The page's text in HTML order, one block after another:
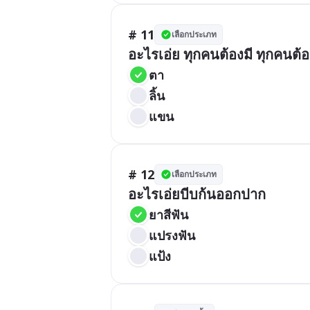
# 11 เลือกประเภท
อะไรเอ่ย ทุกคนต้องมี ทุกคนต้
ตา
ลิ้น
แขน
# 12 เลือกประเภท
อะไรเอ่ยบีบก้นออกปาก
ยาสีฟัน
แปรงฟัน
แป้ง